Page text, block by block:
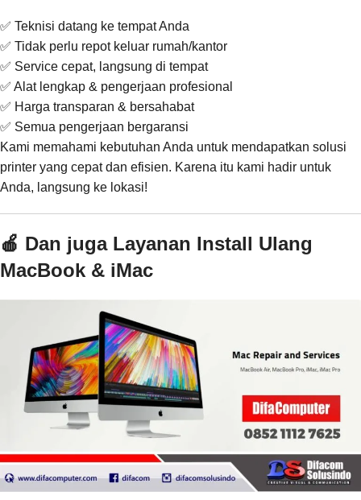
✅ Teknisi datang ke tempat Anda
✅ Tidak perlu repot keluar rumah/kantor
✅ Service cepat, langsung di tempat
✅ Alat lengkap & pengerjaan profesional
✅ Harga transparan & bersahabat
✅ Semua pengerjaan bergaransi
Kami memahami kebutuhan Anda untuk mendapatkan solusi
printer yang cepat dan efisien. Karena itu kami hadir untuk
Anda, langsung ke lokasi!
🍎 Dan juga Layanan Install Ulang
MacBook & iMac